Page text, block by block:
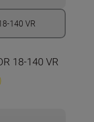
140 VR
18-140 VR